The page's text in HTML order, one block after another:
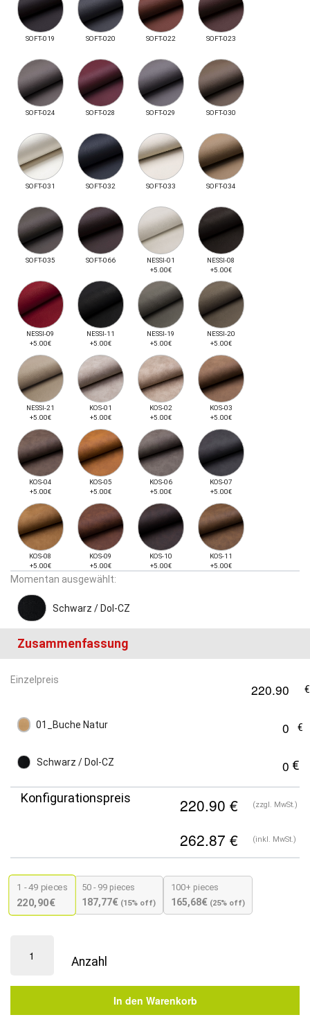
SOFT-019 SOFT-020 SOFT-022 SOFT-023
SOFT-024 SOFT-028 SOFT-029 SOFT-030
SOFT-031 SOFT-032 SOFT-033 SOFT-034
SOFT-035 SOFT-066
NESSI-01
+5.00€
NESSI-08
+5.00€
NESSI-09
+5.00€
NESSI-11
+5.00€
NESSI-19
+5.00€
NESSI-20
+5.00€
NESSI-21
+5.00€
KOS-01
+5.00€
KOS-02
+5.00€
KOS-03
+5.00€
KOS-04
+5.00€
KOS-05
+5.00€
KOS-06
+5.00€
KOS-07
+5.00€
KOS-08
+5.00€
KOS-09
+5.00€
KOS-10
+5.00€
KOS-11
+5.00€
Momentan ausgewählt:
Schwarz / Dol-CZ
Zusammenfassung
Einzelpreis
01_Buche Natur
Schwarz / Dol-CZ
Konfigurationspreis (zzgl. MwSt.)
(inkl. MwSt.)
1 - 49 pieces
220,90€
50 - 99 pieces
187,77€ (15% off)
100+ pieces
165,68€ (25% off)
Fameg
Stuhl
Lava
In den Warenkorb